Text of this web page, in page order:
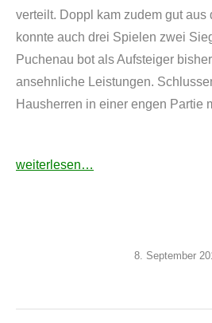
verteilt. Doppl kam zudem gut aus
konnte auch drei Spielen zwei
Puchenau bot als Aufsteiger
ansehnliche Leistungen.
Hausherren in einer engen Partie
weiterlesen…
8. September